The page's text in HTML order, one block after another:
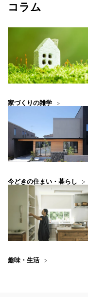
コラム
家づくりの雑学
今どきの住まい・暮らし
趣味・生活